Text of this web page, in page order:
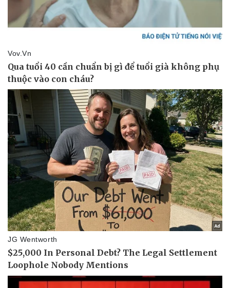
Thể thao
Bóng đá
Lịch thi đấu bóng đá
eSports
Hậu trường
Ô tô - Xe máy